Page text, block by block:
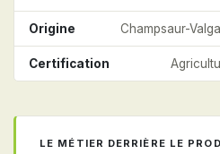
Origine Champsaur-
Certification
LE MÉTIER DERRIÈRE LE